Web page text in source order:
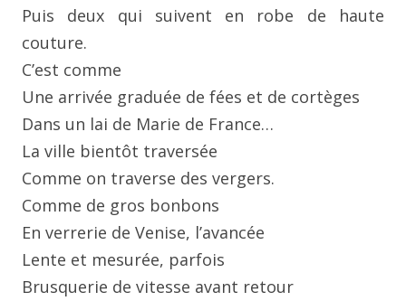
Puis deux qui suivent en robe de haute
couture.
C’est comme
Une arrivée graduée de fées et de cortèges
Dans un lai de Marie de France…
La ville bientôt traversée
Comme on traverse des vergers.
Comme de gros bonbons
En verrerie de Venise, l’avancée
Lente et mesurée, parfois
Brusquerie de vitesse avant retour